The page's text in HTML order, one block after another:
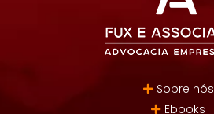
Sobre nós
Ebooks